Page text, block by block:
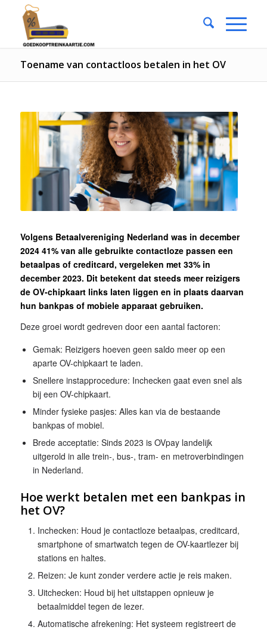
Toename van contactloos betalen in het OV
Volgens Betaalvereniging Nederland was in december
2024 41% van alle gebruikte contactloze passen een
betaalpas of creditcard, vergeleken met 33% in
december 2023. Dit betekent dat steeds meer reizigers
de OV-chipkaart links laten liggen en in plaats daarvan
hun bankpas of mobiele apparaat gebruiken.
Deze groei wordt gedreven door een aantal factoren:
Gemak: Reizigers hoeven geen saldo meer op een
aparte OV-chipkaart te laden.
Snellere instapprocedure: Inchecken gaat even snel als
bij een OV-chipkaart.
Minder fysieke pasjes: Alles kan via de bestaande
bankpas of mobiel.
Brede acceptatie: Sinds 2023 is OVpay landelijk
uitgerold in alle trein-, bus-, tram- en metroverbindingen
in Nederland.
Hoe werkt betalen met een bankpas in
het OV?
Inchecken: Houd je contactloze betaalpas, creditcard,
smartphone of smartwatch tegen de OV-kaartlezer bij
stations en haltes.
Reizen: Je kunt zonder verdere actie je reis maken.
Uitchecken: Houd bij het uitstappen opnieuw je
betaalmiddel tegen de lezer.
Automatische afrekening: Het systeem registreert de